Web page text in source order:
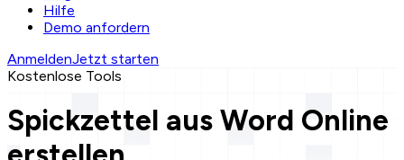
Hilfe
Demo anfordern
AnmeldenJetzt starten
Kostenlose Tools
Spickzettel aus Word Online